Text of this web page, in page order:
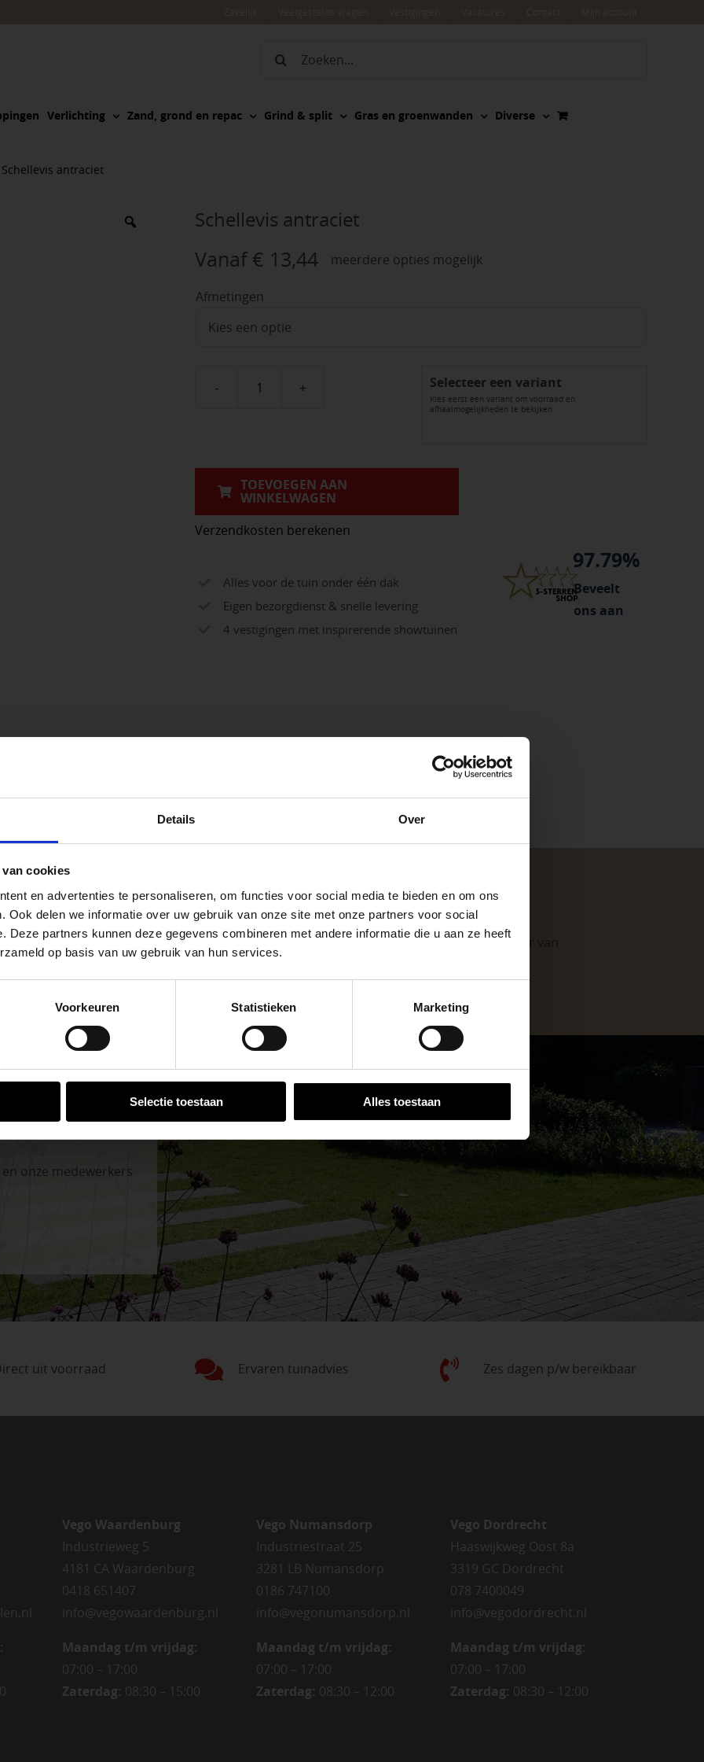
Details Over
cookies
en advertenties te personaliseren, om functies voor social media te bieden en om ons
Ook delen we informatie over uw gebruik van onze site met onze partners voor social
Deze partners kunnen deze gegevens combineren met andere informatie die u aan ze heeft
op basis van uw gebruik van hun services.
Voorkeuren Statistieken Marketing
Selectie toestaan Alles toestaan
Zoeken
Verlichting Zand, grond en repac Grind & split Gras en groenwanden Diverse
Schellevis antraciet
Schellevis antraciet
Vanaf € 13,44 meerdere opties mogelijk
Afmetingen
Schellevis
Selecteer een variant
Kies eerst een variant om voorraad en
afhaalmogelijkheden te bekijken.
TOEVOEGEN AAN
WINKELWAGEN
Verzendkosten berekenen
Alles voor de tuin onder één dak
Eigen bezorgdienst & snelle levering
4 vestigingen met inspirerende showtuinen
97.79%
Beveelt
ons aan
zakelijke klanten op zoek naar tuin- en infraproducten. Als professionele leverancier van
producten van topkwaliteit. Lees meer over de
onze medewerkers
uit voorraad Ervaren tuinadvies Zes dagen p/w bereikbaar
Vego Waardenburg
Industrieweg 5
4181 CA Waardenburg
0418 651407
info@vegowaardenburg.nl
Maandag t/m vrijdag:
07:00 – 17:00
Zaterdag: 08:30 – 15:00
Vego Numansdorp
Industriestraat 25
3281 LB Numansdorp
0186 747100
info@vegonumansdorp.nl
Maandag t/m vrijdag:
07:00 – 17:00
Zaterdag: 08:30 – 12:00
Vego Dordrecht
Haaswijkweg Oost 8a
3319 GC Dordrecht
078 7400049
info@vegodordrecht.nl
Maandag t/m vrijdag:
07:00 – 17:00
Zaterdag: 08:30 – 12:00
tijdens de vakantieperiode
vestigingspagina voor de actuele openingstijden.
Brug
en inspirerende showtuinen helpen we je graag bij iedere stap van jouw